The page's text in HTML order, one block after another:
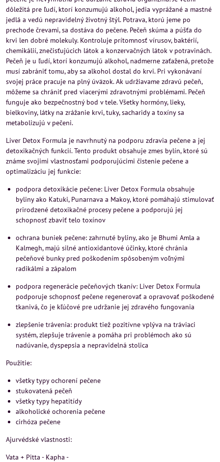
dôležitá pre ľudí, ktorí konzumujú alkohol, jedia vyprážané a mastné
jedlá a vedú nepravidelný životný štýl. Potrava, ktorú jeme po
prechode črevami, sa dostáva do pečene. Pečeň skúma a púšťa do
krvi len dobré molekuly. Kontroluje prítomnosť vírusov, baktérií,
chemikálií, znečisťujúcich látok a konzervačných látok v potravinách.
Pečeň je u ľudí, ktorí konzumujú alkohol, nadmerne zaťažená, pretože
musí zabrániť tomu, aby sa alkohol dostal do krvi. Pri vykonávaní
svojej práce pracuje na plný úväzok. Ak udržiavame zdravú pečeň,
môžeme sa chrániť pred viacerými zdravotnými problémami. Pečeň
funguje ako bezpečnostný bod v tele. Všetky hormóny, lieky,
bielkoviny, látky na zrážanie krvi, tuky, sacharidy a toxíny sa
metabolizujú v pečeni.
Liver Detox Formula je navrhnutý na podporu zdravia pečene a jej
detoxikačných funkcií. Tento produkt obsahuje zmes bylín, ktoré sú
známe svojimi vlastnosťami podporujúcimi čistenie pečene a
optimalizáciu jej funkcie:
podpora detoxikácie pečene: Liver Detox Formula obsahuje
byliny ako Katuki, Punarnava a Makoy, ktoré pomáhajú stimulovať
prirodzené detoxikačné procesy pečene a podporujú jej
schopnosť zbaviť telo toxínov
ochrana buniek pečene: zahrnuté byliny, ako je Bhumi Amla a
Kalmegh, majú silné antioxidantové účinky, ktoré chránia
pečeňové bunky pred poškodením spôsobeným voľnými
radikálmi a zápalom
podpora regenerácie pečeňových tkanív: Liver Detox Formula
podporuje schopnosť pečene regenerovať a opravovať poškodené
tkanivá, čo je kľúčové pre udržanie jej zdravého fungovania
zlepšenie trávenia: produkt tiež pozitívne vplýva na tráviaci
systém, zlepšuje trávenie a pomáha pri problémoch ako sú
nadúvanie, dyspepsia a nepravidelná stolica
Použitie:
všetky typy ochorení pečene
stukovatená pečeň
všetky typy hepatitídy
alkoholické ochorenia pečene
cirhóza pečene
Ajurvédské vlastnosti:
Vata + Pitta - Kapha -